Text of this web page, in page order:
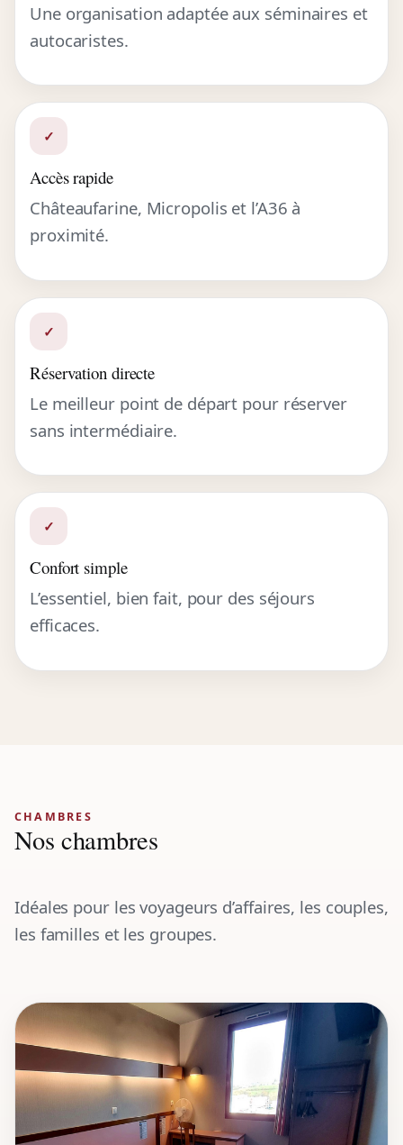
Une organisation adaptée aux séminaires et
autocaristes.
✓
Accès rapide
Châteaufarine, Micropolis et l’A36 à
proximité.
✓
Réservation directe
Le meilleur point de départ pour réserver
sans intermédiaire.
✓
Confort simple
L’essentiel, bien fait, pour des séjours
efficaces.
CHAMBRES
Nos chambres
Idéales pour les voyageurs d’affaires, les couples,
les familles et les groupes.